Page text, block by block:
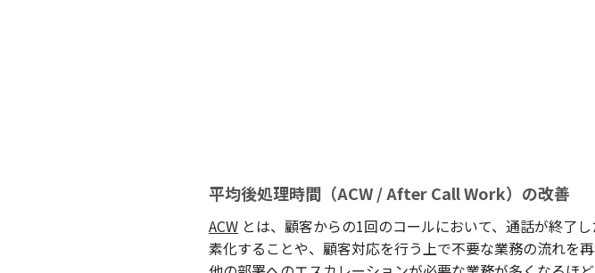
平均後処理時間（ACW / After Call Work）の改善
ACW とは、顧客からの1回のコールにおいて、通話が終了
素化することや、顧客対応を行う上で不要な業務の流れを再